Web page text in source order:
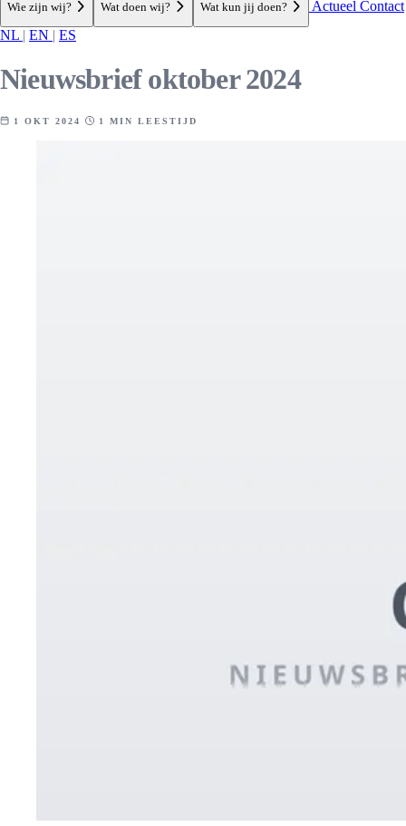
Wie zijn wij? Wat doen wij? Wat kun jij doen? Actueel Contact
NL | EN | ES
Nieuwsbrief oktober 2024
1 OKT 2024 1 MIN LEESTIJD